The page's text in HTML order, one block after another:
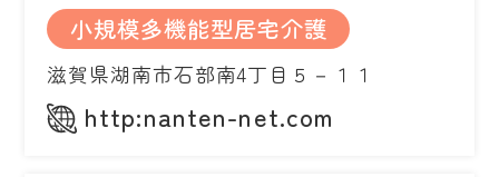
小規模多機能型居宅介護
滋賀県湖南市石部南4丁目５－１１
http:nanten-net.com